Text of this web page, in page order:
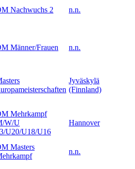
Nachwuchs 2 n.n.
Männer/Frauen n.n.
Jyväskylä
(Finnland)
Mehrkampf
W/U
U20/U18/U16
Hannover
Masters
n.n.